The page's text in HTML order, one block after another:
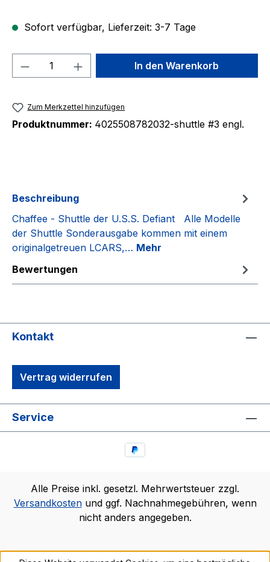
Sofort verfügbar, Lieferzeit: 3-7 Tage
Produkt Anzahl: Gib denIn den Warenkorb
Zum Merkzettel hinzufügen
Produktnummer: 4025508782032-shuttle #3 engl.
Beschreibung
Chaffee - Shuttle der U.S.S. Defiant Alle Modelle
der Shuttle Sonderausgabe kommen mit einem
originalgetreuen LCARS,… Mehr
Bewertungen
Kontakt
Vertrag widerrufen
Service
Alle Preise inkl. gesetzl. Mehrwertsteuer zzgl.
Versandkostenund ggf. Nachnahmegebühren, wenn
nicht anders angegeben.